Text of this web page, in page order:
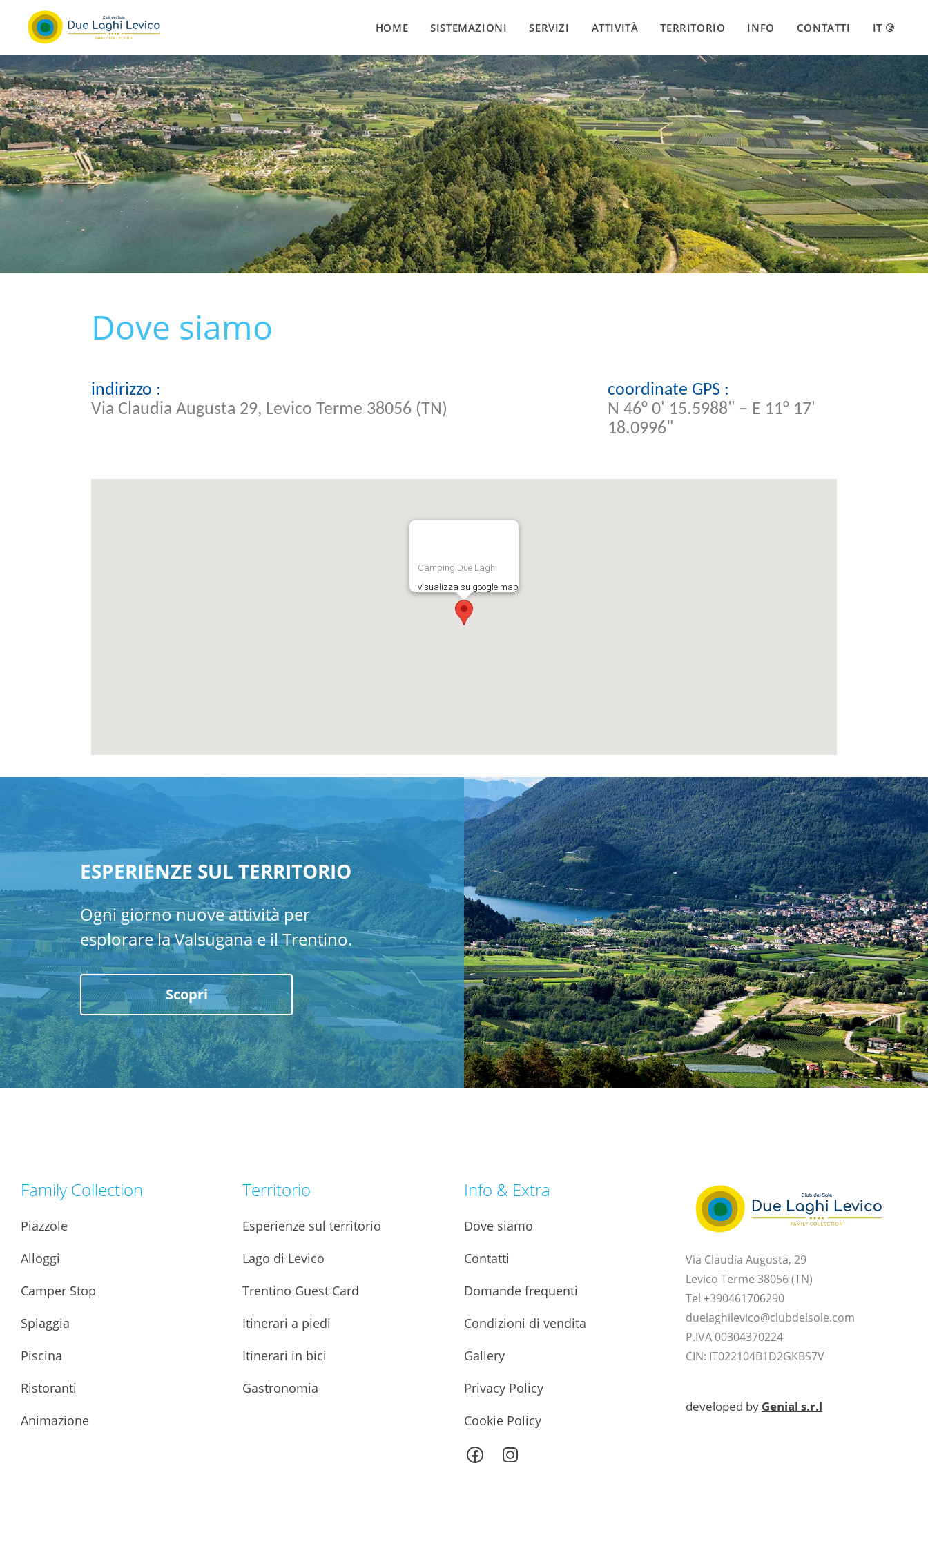
HOME SISTEMAZIONI SERVIZI ATTIVITÀ TERRITORIO INFO CONTATTI IT
Dove siamo
indirizzo :
Via Claudia Augusta 29, Levico Terme 38056 (TN)
coordinate GPS :
N 46° 0' 15.5988" – E 11° 17'
18.0996"
Camping Due Laghi
visualizza su google map
ESPERIENZE SUL TERRITORIO
Ogni giorno nuove attività per
esplorare la Valsugana e il Trentino.​
Scopri
Family Collection
Piazzole
Alloggi
Camper Stop
Spiaggia
Piscina
Ristoranti
Animazione
Territorio
Esperienze sul territorio
Lago di Levico
Trentino Guest Card
Itinerari a piedi
Itinerari in bici
Gastronomia
Info & Extra
Dove siamo
Contatti
Domande frequenti
Condizioni di vendita
Gallery
Privacy Policy
Cookie Policy
Via Claudia Augusta, 29
Levico Terme 38056 (TN)
Tel +390461706290
duelaghilevico@clubdelsole.com
P.IVA 00304370224
CIN: IT022104B1D2GKBS7V
developed by Genial s.r.l